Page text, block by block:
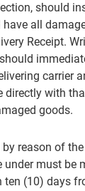
should
all
Receipt.
carrier
directly with
goods.
reason of
under must be
ten (10) days